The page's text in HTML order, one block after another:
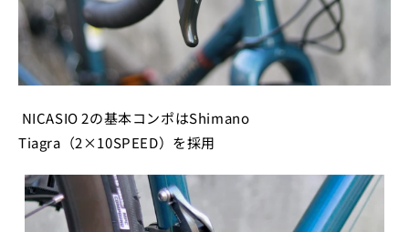
NICASIO 2の基本コンポはShimano
Tiagra（2×10SPEED）を採用